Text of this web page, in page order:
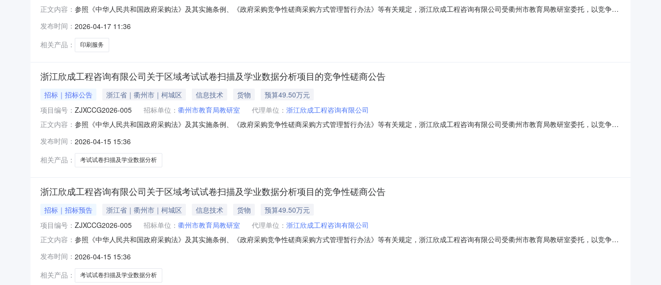
正文内容： 参照《中华人民共和国政府采购法》及其实施条例、《政府采购竞争性磋商采购方式管理暂行办法》等有关规定，浙江欣成工程咨询有限公司受衢州市教育局教研室委托，以竞争性
金额等：序号采购内容数量单位预算金额备注1《衢州教育》印刷服务项目1项39.8万元/年详细采购内容第三部分《采购需求》服务期限：一年，具体以合同签订为准。四、合格投
标供应商的资格要求:1.符合
发布时间： 2026-04-17 11:36
相关产品：
印刷服务
浙江欣成工程咨询有限公司关于区域考试试卷扫描及学业数据分析项目的竞争性磋商公告
招标｜招标公告 浙江省｜衢州市｜柯城区 信息技术 货物
预算49.50万元
项目编号： ZJXCCG2026-005 招标单位： 衢州市教育局教研室 代理单位： 浙江欣成工程咨询有限公司
正文内容： 参照《中华人民共和国政府采购法》及其实施条例、《政府采购竞争性磋商采购方式管理暂行办法》等有关规定，浙江欣成工程咨询有限公司受衢州市教育局教研室委托，以竞争性
内容及预算金额等：序号采购内容数量单位预算金额最高限价（单价）备注1区域考试试卷扫描及学业数据分析1项49.5万元1元/份详细采购内容第三部分《采购需求》四、合格投标
供应商的资格要求:1.符合
发布时间： 2026-04-15 15:36
相关产品：
考试试卷扫描及学业数据分析
浙江欣成工程咨询有限公司关于区域考试试卷扫描及学业数据分析项目的竞争性磋商公告
招标｜招标预告 浙江省｜衢州市｜柯城区 信息技术 货物
预算49.50万元
项目编号： ZJXCCG2026-005 招标单位： 衢州市教育局教研室 代理单位： 浙江欣成工程咨询有限公司
正文内容： 参照《中华人民共和国政府采购法》及其实施条例、《政府采购竞争性磋商采购方式管理暂行办法》等有关规定，浙江欣成工程咨询有限公司受衢州市教育局教研室委托，以竞争性
内容及预算金额等：序号采购内容数量单位预算金额最高限价（单价）备注1区域考试试卷扫描及学业数据分析1项49.5万元1元/份详细采购内容第三部分《采购需求》四、合格投标
供应商的资格要求:1.符合
发布时间： 2026-04-15 15:36
相关产品：
考试试卷扫描及学业数据分析